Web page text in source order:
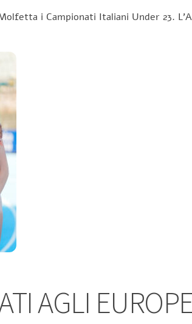
i Campionati Italiani Under 23.
AGLI